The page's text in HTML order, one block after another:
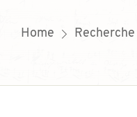
Home Recherche